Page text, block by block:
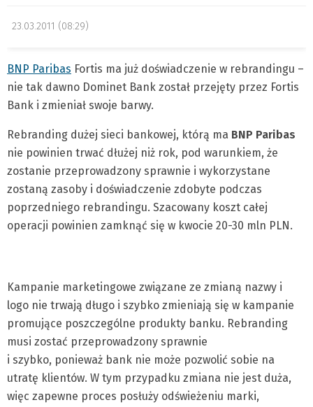
23.03.2011 (08:29)
BNP Paribas Fortis ma już doświadczenie w rebrandingu –
nie tak dawno Dominet Bank został przejęty przez Fortis
Bank i zmieniał swoje barwy.
Rebranding dużej sieci bankowej, którą ma BNP Paribas
nie powinien trwać dłużej niż rok, pod warunkiem, że
zostanie przeprowadzony sprawnie i wykorzystane
zostaną zasoby i doświadczenie zdobyte podczas
poprzedniego rebrandingu. Szacowany koszt całej
operacji powinien zamknąć się w kwocie 20-30 mln PLN.
Kampanie marketingowe związane ze zmianą nazwy i
logo nie trwają długo i szybko zmieniają się w kampanie
promujące poszczególne produkty banku. Rebranding
musi zostać przeprowadzony sprawnie
i szybko, ponieważ bank nie może pozwolić sobie na
utratę klientów. W tym przypadku zmiana nie jest duża,
więc zapewne proces posłuży odświeżeniu marki,